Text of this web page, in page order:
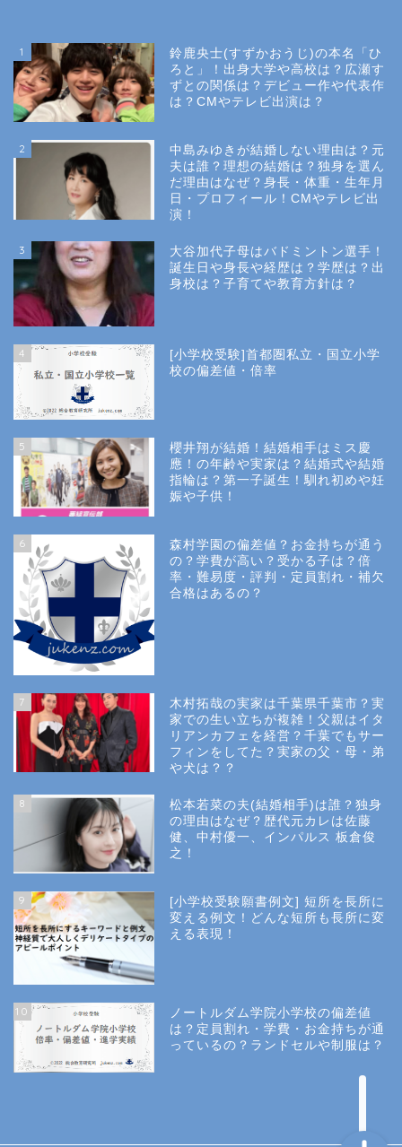
1
鈴鹿央士(すずかおうじ)の本名「ひ
ろと」！出身大学や高校は？広瀬す
ずとの関係は？デビュー作や代表作
は？CMやテレビ出演は？
2
中島みゆきが結婚しない理由は？元
夫は誰？理想の結婚は？独身を選ん
だ理由はなぜ？身長・体重・生年月
日・プロフィール！CMやテレビ出
演！
3
大谷加代子母はバドミントン選手！
誕生日や身長や経歴は？学歴は？出
身校は？子育てや教育方針は？
4
[小学校受験]首都圏私立・国立小学
校の偏差値・倍率
5
櫻井翔が結婚！結婚相手はミス慶
應！の年齢や実家は？結婚式や結婚
指輪は？第一子誕生！馴れ初めや妊
娠や子供！
6
森村学園の偏差値？お金持ちが通う
の？学費が高い？受かる子は？倍
率・難易度・評判・定員割れ・補欠
合格はあるの？
7
木村拓哉の実家は千葉県千葉市？実
家での生い立ちが複雑！父親はイタ
リアンカフェを経営？千葉でもサー
フィンをしてた？実家の父・母・弟
や犬は？？
8
松本若菜の夫(結婚相手)は誰？独身
の理由はなぜ？歴代元カレは佐藤
健、中村優一、インパルス 板倉俊
之！
9
[小学校受験願書例文] 短所を長所に
変える例文！どんな短所も長所に変
える表現！
10
ノートルダム学院小学校の偏差値
は？定員割れ・学費・お金持ちが通
っているの？ランドセルや制服は？
Privacy Policy
小学校受験
所長コラム
説明会や面接の服装